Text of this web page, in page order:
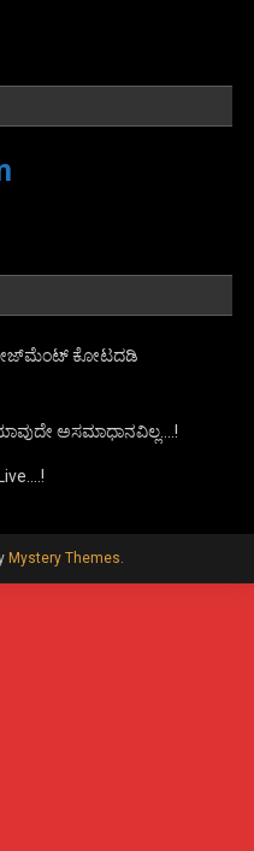
ಕೋಟದಡಿ
ಅಸಮಾಧಾನವಿಲ್ಲ….!
Mystery Themes